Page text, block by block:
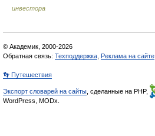
инвестора
© Академик, 2000-2026
Обратная связь: Техподдержка Реклама на сайте
👣 Путешествия
Экспорт словарей на сайты , сделанные на PHP,
WordPress, MODx.